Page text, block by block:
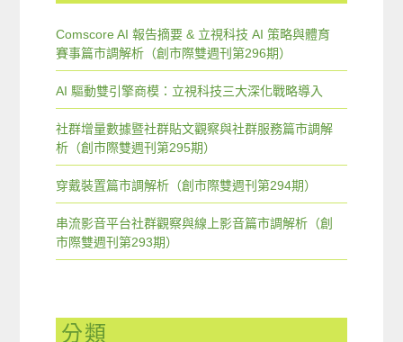
Comscore AI 報告摘要 & 立視科技 AI 策略與體育
賽事篇市調解析（創市際雙週刊第296期）
AI 驅動雙引擎商模：立視科技三大深化戰略導入
社群增量數據暨社群貼文觀察與社群服務篇市調解
析（創市際雙週刊第295期）
穿戴裝置篇市調解析（創市際雙週刊第294期）
串流影音平台社群觀察與線上影音篇市調解析（創
市際雙週刊第293期）
分類